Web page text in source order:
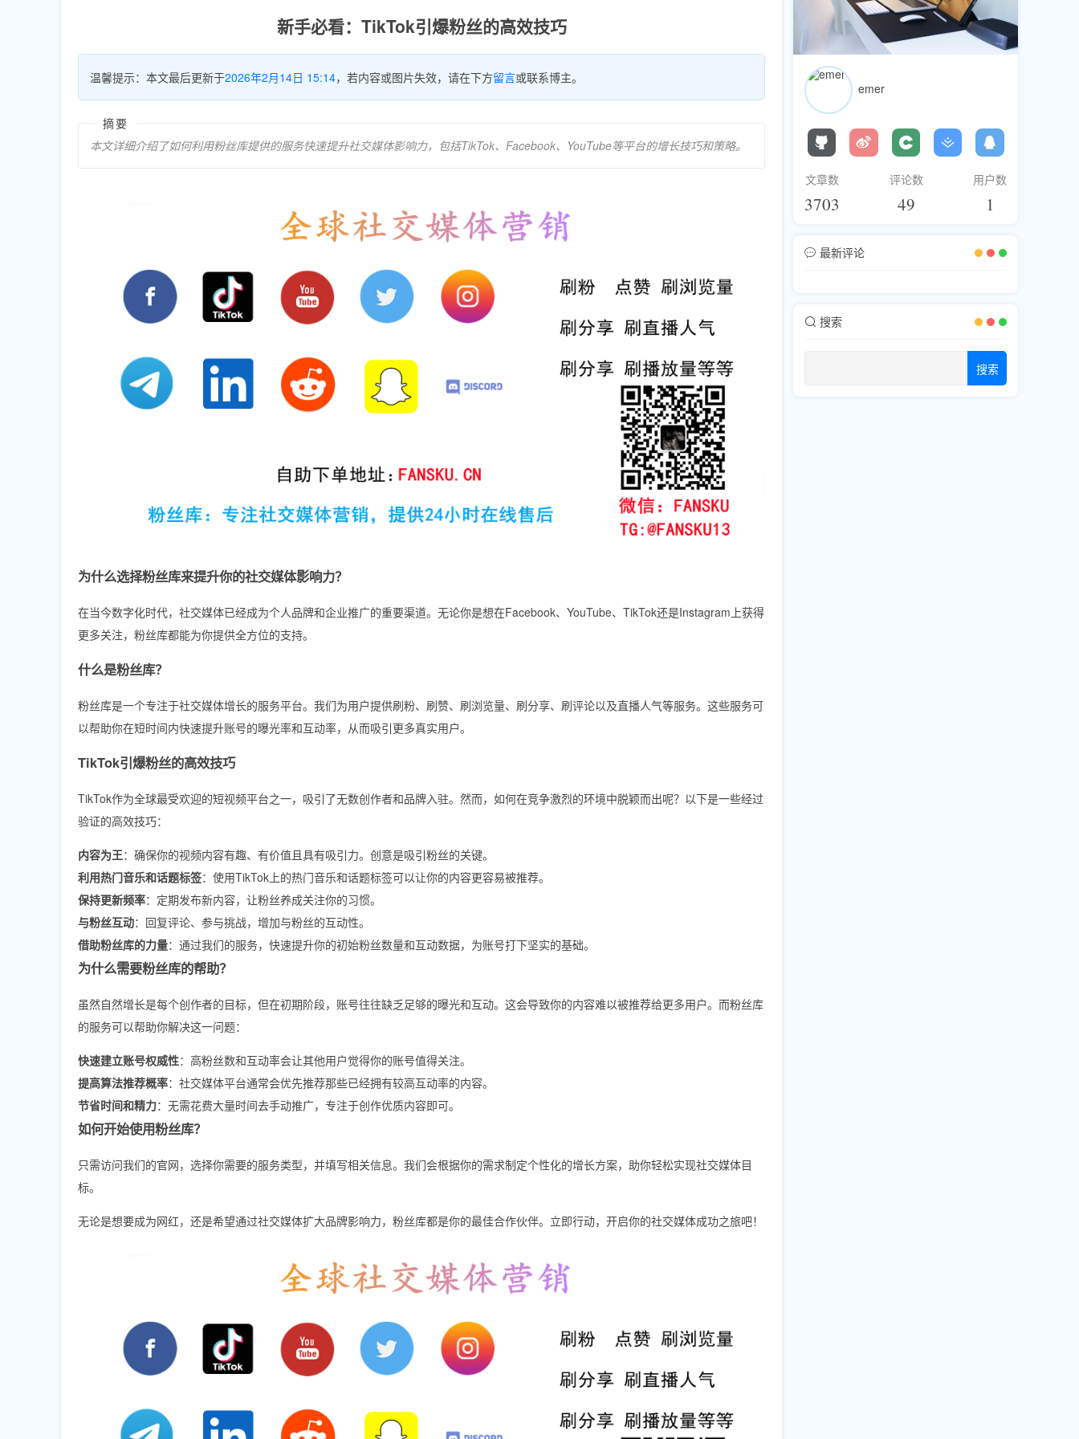
新手必看：TikTok引爆粉丝的高效技巧
温馨提示：本文最后更新于2026年2月14日 15:14，若内容或图片失效，请在下方留言或联系博主。
摘要
本文详细介绍了如何利用粉丝库提供的服务快速提升社交媒体影响力，包括TikTok、Facebook、YouTube等平台的增长技巧和策略。
为什么选择粉丝库来提升你的社交媒体影响力？
在当今数字化时代，社交媒体已经成为个人品牌和企业推广的重要渠道。无论你是想在Facebook、YouTube、TikTok还是Instagram上获得
更多关注，粉丝库都能为你提供全方位的支持。
什么是粉丝库？
粉丝库是一个专注于社交媒体增长的服务平台。我们为用户提供刷粉、刷赞、刷浏览量、刷分享、刷评论以及直播人气等服务。这些服务可
以帮助你在短时间内快速提升账号的曝光率和互动率，从而吸引更多真实用户。
TikTok引爆粉丝的高效技巧
TikTok作为全球最受欢迎的短视频平台之一，吸引了无数创作者和品牌入驻。然而，如何在竞争激烈的环境中脱颖而出呢？以下是一些经过
验证的高效技巧：
内容为王：确保你的视频内容有趣、有价值且具有吸引力。创意是吸引粉丝的关键。
利用热门音乐和话题标签：使用TikTok上的热门音乐和话题标签可以让你的内容更容易被推荐。
保持更新频率：定期发布新内容，让粉丝养成关注你的习惯。
与粉丝互动：回复评论、参与挑战，增加与粉丝的互动性。
借助粉丝库的力量：通过我们的服务，快速提升你的初始粉丝数量和互动数据，为账号打下坚实的基础。
为什么需要粉丝库的帮助？
虽然自然增长是每个创作者的目标，但在初期阶段，账号往往缺乏足够的曝光和互动。这会导致你的内容难以被推荐给更多用户。而粉丝库
的服务可以帮助你解决这一问题：
快速建立账号权威性：高粉丝数和互动率会让其他用户觉得你的账号值得关注。
提高算法推荐概率：社交媒体平台通常会优先推荐那些已经拥有较高互动率的内容。
节省时间和精力：无需花费大量时间去手动推广，专注于创作优质内容即可。
如何开始使用粉丝库？
只需访问我们的官网，选择你需要的服务类型，并填写相关信息。我们会根据你的需求制定个性化的增长方案，助你轻松实现社交媒体目
标。
无论是想要成为网红，还是希望通过社交媒体扩大品牌影响力，粉丝库都是你的最佳合作伙伴。立即行动，开启你的社交媒体成功之旅吧！
emer
文章数
3703
评论数
49
用户数
1
最新评论
搜索
搜索